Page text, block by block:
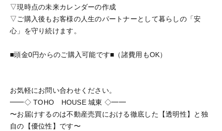
▽現時点の未来カレンダーの作成
▽ご購入後もお客様の人生のパートナーとして暮らしの「安
心」を守り続けます。
■頭金0円からのご購入可能です■（諸費用もOK）
お気軽にお問い合わせください。
━━◇ TOHO HOUSE 城東 ◇━━
〜お届けするのは不動産売買における徹底した【透明性】と独
自の【優位性】です〜